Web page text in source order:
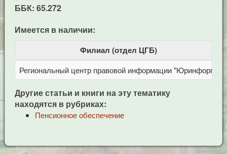
ББК: 65.272
Имеется в наличии:
Филиал (отдел ЦГБ)
Региональный центр правовой информации "Юринформ"
Другие статьи и книги на эту тематику
находятся в рубриках:
Пенсионное обеспечение